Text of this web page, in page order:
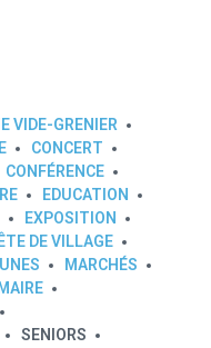
VIDE-GRENIER
CONCERT
CONFÉRENCE
EDUCATION
EXPOSITION
DE VILLAGE
MARCHÉS
SENIORS